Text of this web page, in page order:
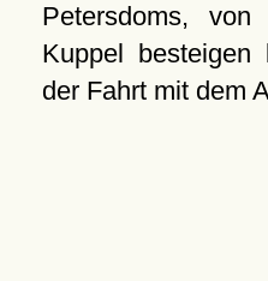
Petersdoms,
Kuppel
der Fahrt mit dem